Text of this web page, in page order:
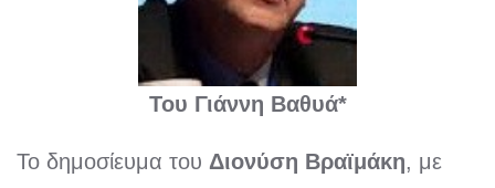
Του Γιάννη Βαθυά*
Το δημοσίευμα του Διονύση Βραϊμάκη, με